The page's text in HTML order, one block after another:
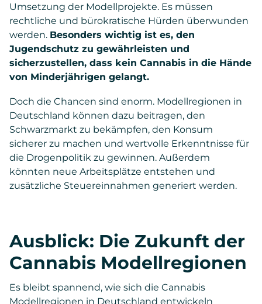
Umsetzung der Modellprojekte. Es müssen
rechtliche und bürokratische Hürden überwunden
werden. Besonders wichtig ist es, den
Jugendschutz zu gewährleisten und
sicherzustellen, dass kein Cannabis in die Hände
von Minderjährigen gelangt.
Doch die Chancen sind enorm. Modellregionen in
Deutschland können dazu beitragen, den
Schwarzmarkt zu bekämpfen, den Konsum
sicherer zu machen und wertvolle Erkenntnisse für
die Drogenpolitik zu gewinnen. Außerdem
könnten neue Arbeitsplätze entstehen und
zusätzliche Steuereinnahmen generiert werden.
Ausblick: Die Zukunft der
Cannabis Modellregionen
Es bleibt spannend, wie sich die Cannabis
Modellregionen in Deutschland entwickeln